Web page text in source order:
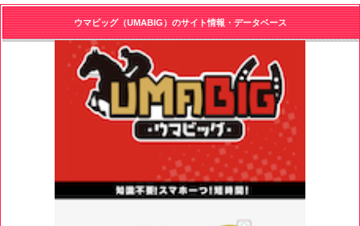
ウマビッグ（UMABIG）のサイト情報・データベース